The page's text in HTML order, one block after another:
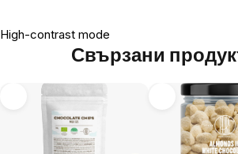
High-contrast mode
Свързани